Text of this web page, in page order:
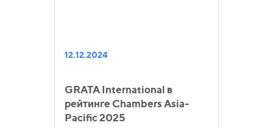
12.12.2024
GRATA International в
рейтинге Chambers Asia-
Pacific 2025